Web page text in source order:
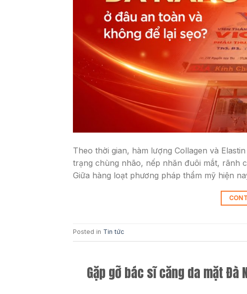
Theo thời gian, hàm lượng Collagen và
trạng chùng nhão, nếp nhăn đuôi mắt, rãnh
Giữa hàng loạt phương pháp thẩm mỹ hiện
Posted in Tin tức
Gặp gỡ bác sĩ căng da mặt